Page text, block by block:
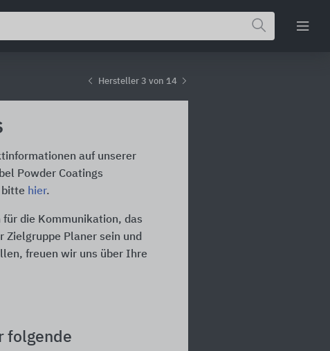
Hersteller 3 von 14
auf unserer
Powder Coatings
bitte hier.
die Kommunikation, das
Planer sein und
freuen wir uns über Ihre
folgende